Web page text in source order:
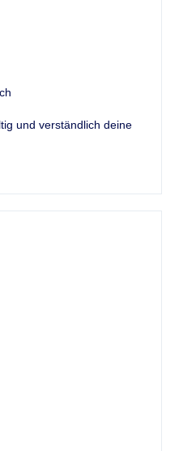
und verständlich deine